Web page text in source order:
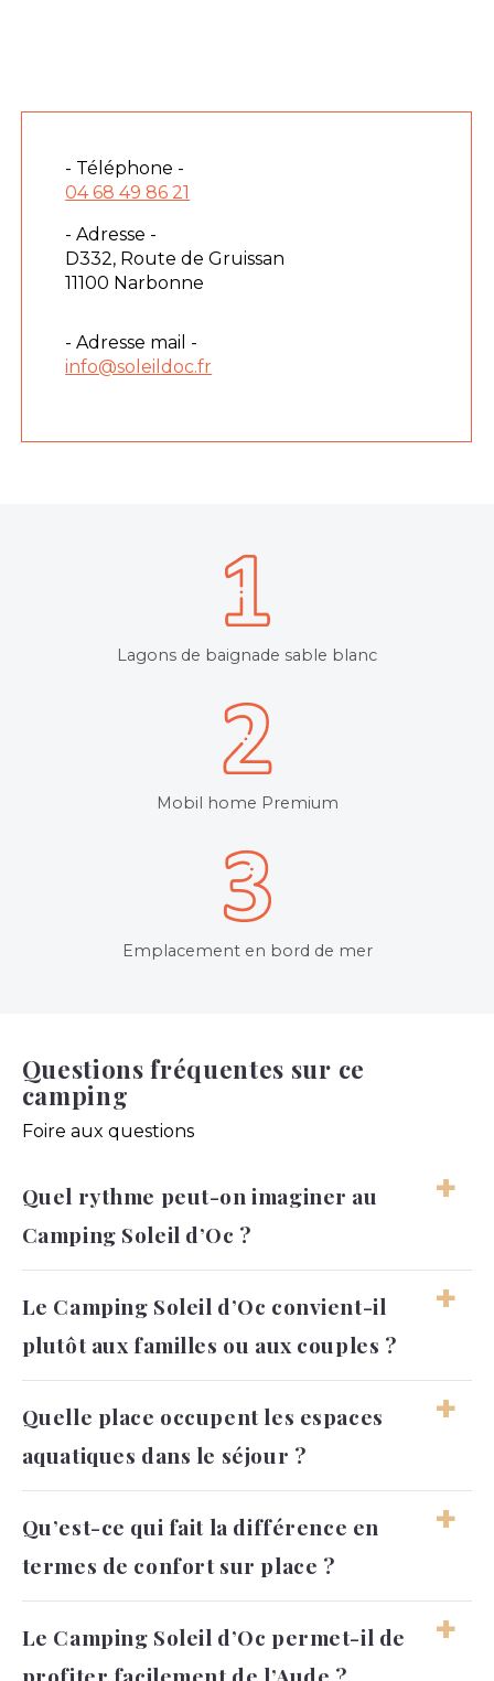
Lagons de baignade sable blanc
Mobil home Premium
Emplacement en bord de mer
- Téléphone -
04 68 49 86 21
- Adresse -
D332, Route de Gruissan
11100 Narbonne
- Adresse mail -
info@soleildoc.fr
Questions fréquentes sur ce
camping
Foire aux questions
Quel rythme peut-on imaginer au
Camping Soleil d’Oc ?
plage, jeux, balades et moments plus calmes
au camping. Le séjour convient bien aux
Le Camping Soleil d’Oc convient-il
plutôt aux familles ou aux couples ?
des loisirs adaptés aux enfants et une
ambiance conviviale. Les couples peuvent
Quelle place occupent les espaces
aquatiques dans le séjour ?
important dans la journée, surtout avec
l’ambiance particulière du lagon. Ils
camping.
Qu’est-ce qui fait la différence en
termes de confort sur place ?
hébergements variés et du cadre bien
aménagé autour du lagon. L’ensemble crée
Le Camping Soleil d’Oc permet-il de
profiter facilement de l’Aude ?